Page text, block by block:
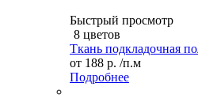
Быстрый просмотр
8 цветов
Ткань подкладочная
от 188 р. /п.м
Подробнее